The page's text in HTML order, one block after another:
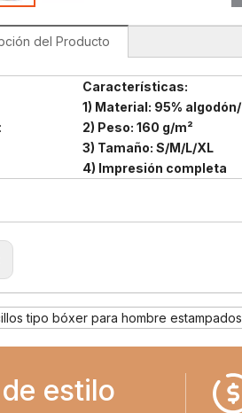
del Producto
Características:
1) Material: 95%
2) Peso: 160 g/m²
3) Tamaño: S/M/L/XL
4) Impresión completa
tipo bóxer para hombre estampados
estilo